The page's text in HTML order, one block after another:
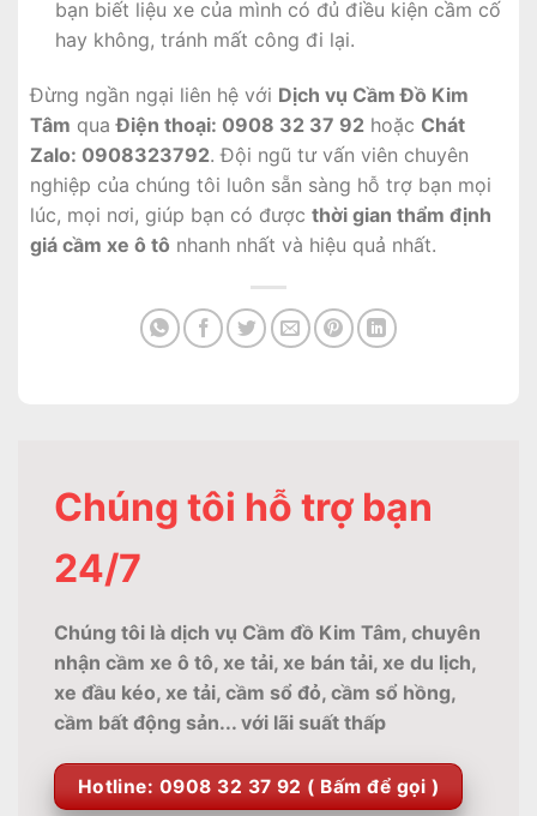
bạn biết liệu xe của mình có đủ điều kiện cầm cố
hay không, tránh mất công đi lại.
Đừng ngần ngại liên hệ với Dịch vụ Cầm Đồ Kim
Tâm quaĐiện thoại: 0908 32 37 92 hoặc Chát
Zalo: 0908323792. Đội ngũ tư vấn viên chuyên
nghiệp của chúng tôi luôn sẵn sàng hỗ trợ bạn mọi
lúc, mọi nơi, giúp bạn có được thời gian thẩm định
giá cầm xe ô tô nhanh nhất và hiệu quả nhất.
Chúng tôi hỗ trợ bạn
24/7
Chúng tôi là dịch vụ Cầm đồ Kim Tâm, chuyên
nhận cầm xe ô tô, xe tải, xe bán tải, xe du lịch,
xe đầu kéo, xe tải, cầm sổ đỏ, cầm sổ hồng,
cầm bất động sản... với lãi suất thấp
Hotline: 0908 32 37 92 ( Bấm để gọi )